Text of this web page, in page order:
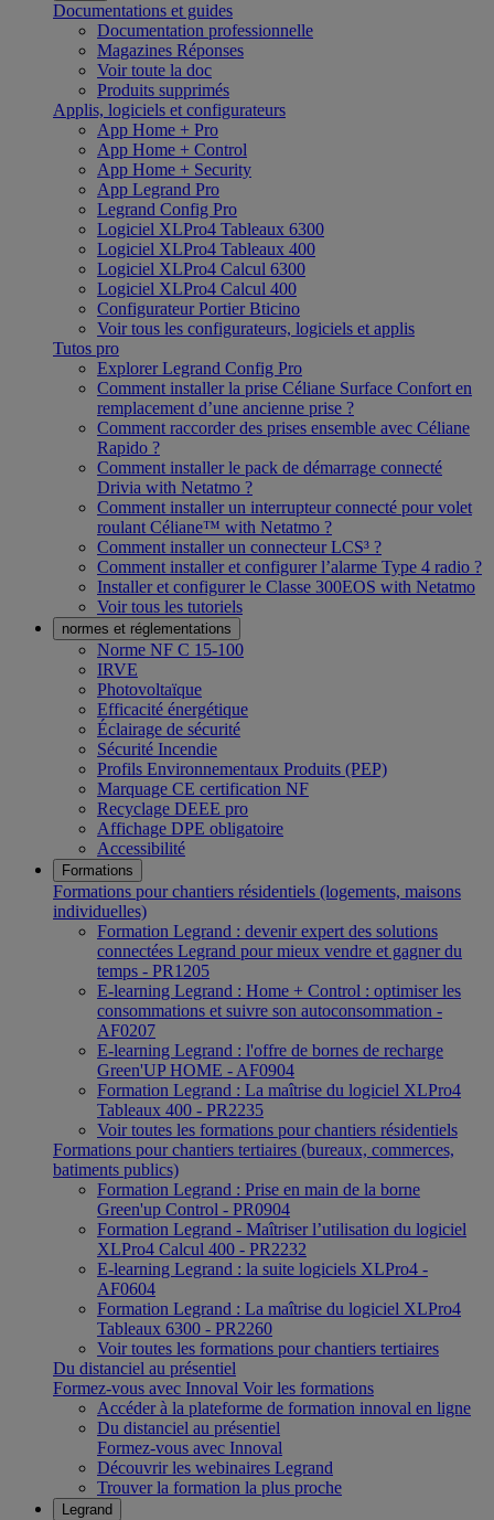
Documentations et guides
Documentation professionnelle
Magazines Réponses
Voir toute la doc
Produits supprimés
Applis, logiciels et configurateurs
App Home + Pro
App Home + Control
App Home + Security
App Legrand Pro
Legrand Config Pro
Logiciel XLPro4 Tableaux 6300
Logiciel XLPro4 Tableaux 400
Logiciel XLPro4 Calcul 6300
Logiciel XLPro4 Calcul 400
Configurateur Portier Bticino
Voir tous les configurateurs, logiciels et applis
Tutos pro
Explorer Legrand Config Pro
Comment installer la prise Céliane Surface Confort en
remplacement d’une ancienne prise ?
Comment raccorder des prises ensemble avec Céliane
Rapido ?
Comment installer le pack de démarrage connecté
Drivia with Netatmo ?
Comment installer un interrupteur connecté pour volet
roulant Céliane™ with Netatmo ?
Comment installer un connecteur LCS³ ?
Comment installer et configurer l’alarme Type 4 radio ?
Installer et configurer le Classe 300EOS with Netatmo
Voir tous les tutoriels
normes et réglementations
Norme NF C 15-100
IRVE
Photovoltaïque
Efficacité énergétique
Éclairage de sécurité
Sécurité Incendie
Profils Environnementaux Produits (PEP)
Marquage CE certification NF
Recyclage DEEE pro
Affichage DPE obligatoire
Accessibilité
Formations
Formations pour chantiers résidentiels (logements, maisons
individuelles)
Formation Legrand : devenir expert des solutions
connectées Legrand pour mieux vendre et gagner du
temps - PR1205
E-learning Legrand : Home + Control : optimiser les
consommations et suivre son autoconsommation -
AF0207
E-learning Legrand : l'offre de bornes de recharge
Green'UP HOME - AF0904
Formation Legrand : La maîtrise du logiciel XLPro4
Tableaux 400 - PR2235
Voir toutes les formations pour chantiers résidentiels
Formations pour chantiers tertiaires (bureaux, commerces,
batiments publics)
Formation Legrand : Prise en main de la borne
Green'up Control - PR0904
Formation Legrand - Maîtriser l’utilisation du logiciel
XLPro4 Calcul 400 - PR2232
E-learning Legrand : la suite logiciels XLPro4 -
AF0604
Formation Legrand : La maîtrise du logiciel XLPro4
Tableaux 6300 - PR2260
Voir toutes les formations pour chantiers tertiaires
Du distanciel au présentiel
Formez-vous avec Innoval Voir les formations
Accéder à la plateforme de formation innoval en ligne
Du distanciel au présentiel
Formez-vous avec Innoval
Découvrir les webinaires Legrand
Trouver la formation la plus proche
Legrand